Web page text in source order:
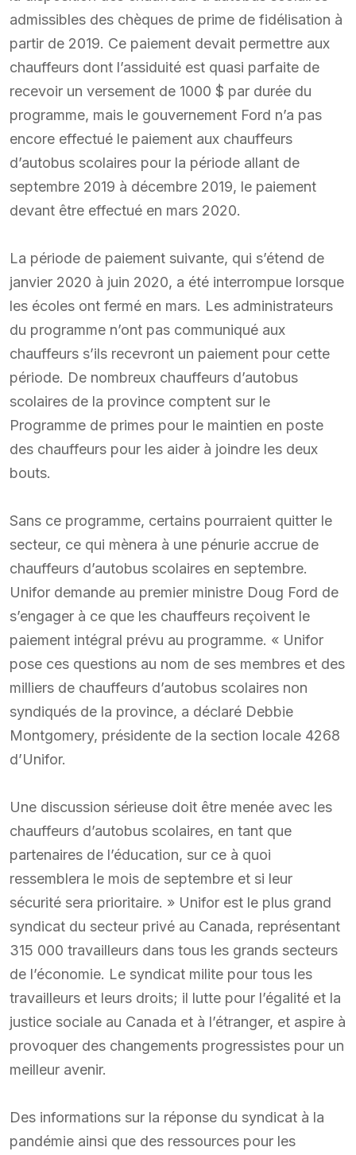
admissibles des chèques de prime de fidélisation à
partir de 2019. Ce paiement devait permettre aux
chauffeurs dont l’assiduité est quasi parfaite de
recevoir un versement de 1000 $ par durée du
programme, mais le gouvernement Ford n’a pas
encore effectué le paiement aux chauffeurs
d’autobus scolaires pour la période allant de
septembre 2019 à décembre 2019, le paiement
devant être effectué en mars 2020.
La période de paiement suivante, qui s’étend de
janvier 2020 à juin 2020, a été interrompue lorsque
les écoles ont fermé en mars. Les administrateurs
du programme n’ont pas communiqué aux
chauffeurs s’ils recevront un paiement pour cette
période. De nombreux chauffeurs d’autobus
scolaires de la province comptent sur le
Programme de primes pour le maintien en poste
des chauffeurs pour les aider à joindre les deux
bouts.
Sans ce programme, certains pourraient quitter le
secteur, ce qui mènera à une pénurie accrue de
chauffeurs d’autobus scolaires en septembre.
Unifor demande au premier ministre Doug Ford de
s’engager à ce que les chauffeurs reçoivent le
paiement intégral prévu au programme. « Unifor
pose ces questions au nom de ses membres et des
milliers de chauffeurs d’autobus scolaires non
syndiqués de la province, a déclaré Debbie
Montgomery, présidente de la section locale 4268
d’Unifor.
Une discussion sérieuse doit être menée avec les
chauffeurs d’autobus scolaires, en tant que
partenaires de l’éducation, sur ce à quoi
ressemblera le mois de septembre et si leur
sécurité sera prioritaire. » Unifor est le plus grand
syndicat du secteur privé au Canada, représentant
315 000 travailleurs dans tous les grands secteurs
de l’économie. Le syndicat milite pour tous les
travailleurs et leurs droits; il lutte pour l’égalité et la
justice sociale au Canada et à l’étranger, et aspire à
provoquer des changements progressistes pour un
meilleur avenir.
Des informations sur la réponse du syndicat à la
pandémie ainsi que des ressources pour les